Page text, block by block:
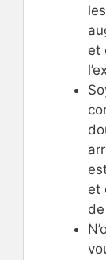
et
et